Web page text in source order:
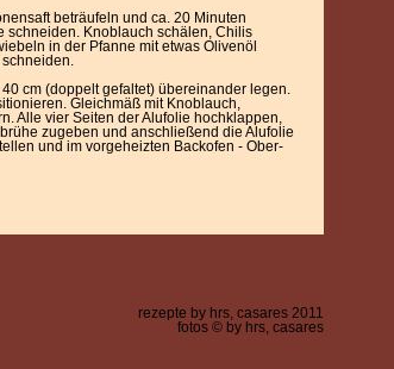
beträufeln und ca. 20 Minuten
schneiden. Knoblauch schälen, Chilis
in der Pfanne mit etwas Olivenöl
cm (doppelt gefaltet) übereinander legen.
Gleichmäß mit Knoblauch,
Alle vier Seiten der Alufolie hochklappen,
zugeben und anschließend die Alufolie
und im vorgeheizten Backofen - Ober-
rezepte by hrs, casares 2011
fotos © by hrs, casares